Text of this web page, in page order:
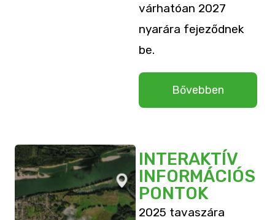
várhatóan 2027
nyarára fejeződnek
be.
Bővebben
INTERAKTÍV
INFORMÁCIÓS
PONTOK
2025 tavaszára